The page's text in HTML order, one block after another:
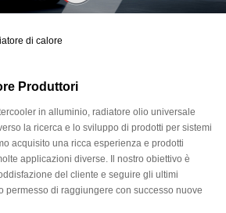
di calore
Produttori
in alluminio, radiatore olio universale
la ricerca e lo sviluppo di prodotti per sistemi
acquisito una ricca esperienza e prodotti
applicazioni diverse. Il nostro obiettivo è
del cliente e seguire gli ultimi
permesso di raggiungere con successo nuove